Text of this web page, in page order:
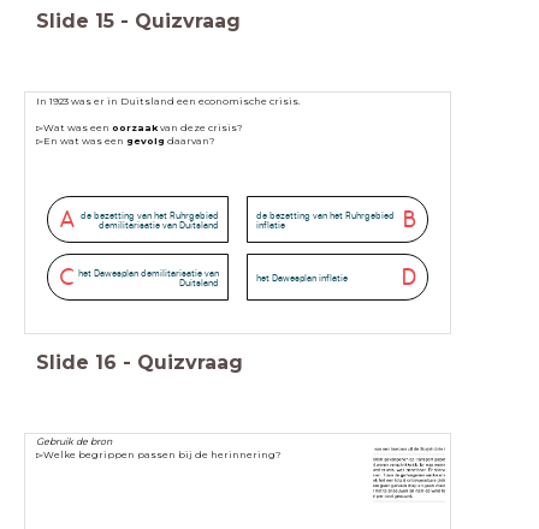
Slide 15 - Quizvraag
In 1923 was er in Duitsland een economische crisis.
▻Wat was eenoorzaak van deze crisis?
▻En wat was eengevolg daarvan?
A de bezetting van het Ruhrgebied
demilitarisatie van Duitsland
B
de bezetting van het Ruhrgebied
inflatie
C het Dawesplan demilitarisatie van
Duitsland
D
het Dawesplan inflatie
Slide 16 - Quizvraag
Gebruik de bron
▻Welke begrippen passen bij de herinnering?